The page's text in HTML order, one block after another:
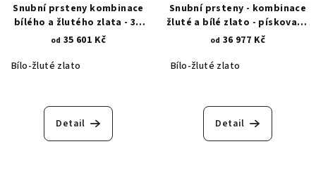
Snubní prsteny kombinace
bílého a žlutého zlata - 3D
linie 1030
od 35 601 Kč
Bílo-žluté zlato
Detail
Snubní prsteny - kombinace
žluté a bílé zlato - pískované
linie nekonečna 1211
od 36 977 Kč
Bílo-žluté zlato
Detail